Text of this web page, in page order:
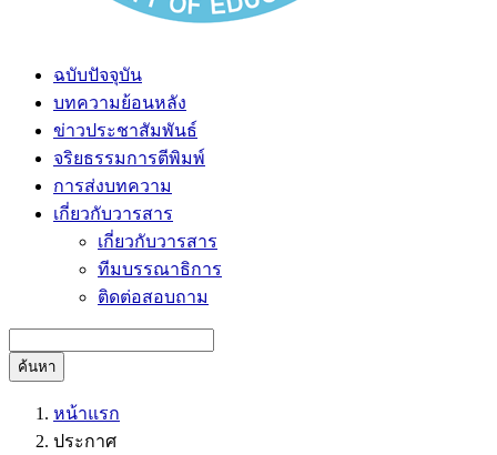
ฉบับปัจจุบัน
บทความย้อนหลัง
ข่าวประชาสัมพันธ์
จริยธรรมการตีพิมพ์
การส่งบทความ
เกี่ยวกับวารสาร
เกี่ยวกับวารสาร
ทีมบรรณาธิการ
ติดต่อสอบถาม
ค้นหา
หน้าแรก
ประกาศ